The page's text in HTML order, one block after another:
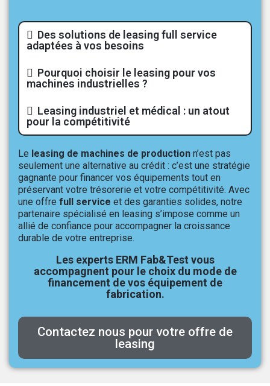
Des solutions de leasing full service
adaptées à vos besoins
Pourquoi choisir le leasing pour vos
machines industrielles ?
Leasing industriel et médical : un atout
pour la compétitivité
Le leasing de machines de production n’est pas
seulement une alternative au crédit : c’est une stratégie
gagnante pour financer vos équipements tout en
préservant votre trésorerie et votre compétitivité. Avec
une offre full service et des garanties solides, notre
partenaire spécialisé en leasing s’impose comme un
allié de confiance pour accompagner la croissance
durable de votre entreprise.
Les experts ERM Fab&Test vous
accompagnent pour le choix du mode de
financement de vos équipement de
fabrication.
Contactez nous pour votre offre de
leasing